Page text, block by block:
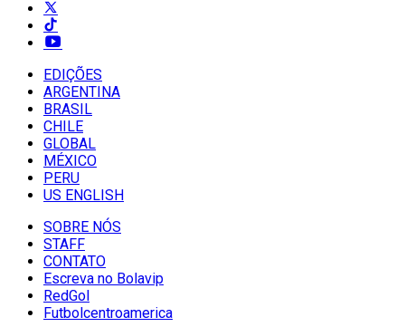
EDIÇÕES
ARGENTINA
BRASIL
CHILE
GLOBAL
MÉXICO
PERU
US ENGLISH
SOBRE NÓS
STAFF
CONTATO
Escreva no Bolavip
RedGol
Futbolcentroamerica